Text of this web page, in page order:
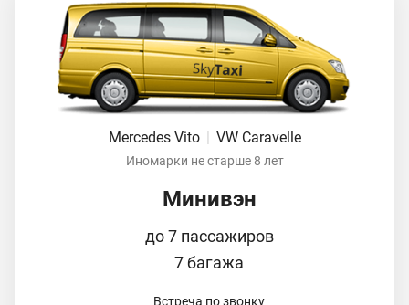
Mercedes Vito VW Caravelle
Иномарки не старше 8 лет
Минивэн
до 7 пассажиров
7 багажа
Встреча по звонку